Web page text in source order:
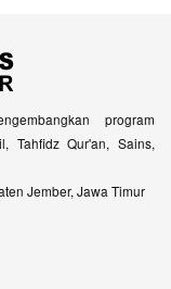
program
Tahfidz Qur'an, Sains,
Jember, Jawa Timur